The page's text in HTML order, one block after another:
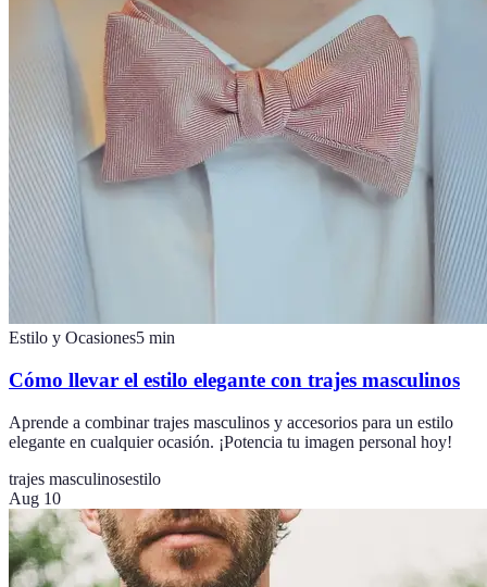
Estilo y Ocasiones5 min
Cómo llevar el estilo elegante con trajes masculinos
Aprende a combinar trajes masculinos y accesorios para un estilo
elegante en cualquier ocasión. ¡Potencia tu imagen personal hoy!
trajes masculinosestilo
Aug 10